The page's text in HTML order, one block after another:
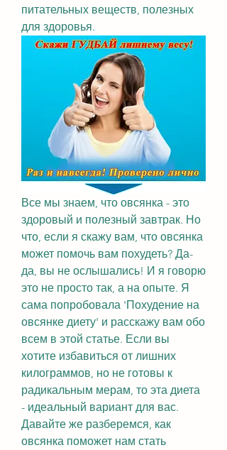
питательных веществ, полезных
для здоровья.
Все мы знаем, что овсянка - это
здоровый и полезный завтрак. Но
что, если я скажу вам, что овсянка
может помочь вам похудеть? Да-
да, вы не ослышались! И я говорю
это не просто так, а на опыте. Я
сама попробовала 'Похудение на
овсянке диету' и расскажу вам обо
всем в этой статье. Если вы
хотите избавиться от лишних
килограммов, но не готовы к
радикальным мерам, то эта диета
- идеальный вариант для вас.
Давайте же разберемся, как
овсянка поможет нам стать